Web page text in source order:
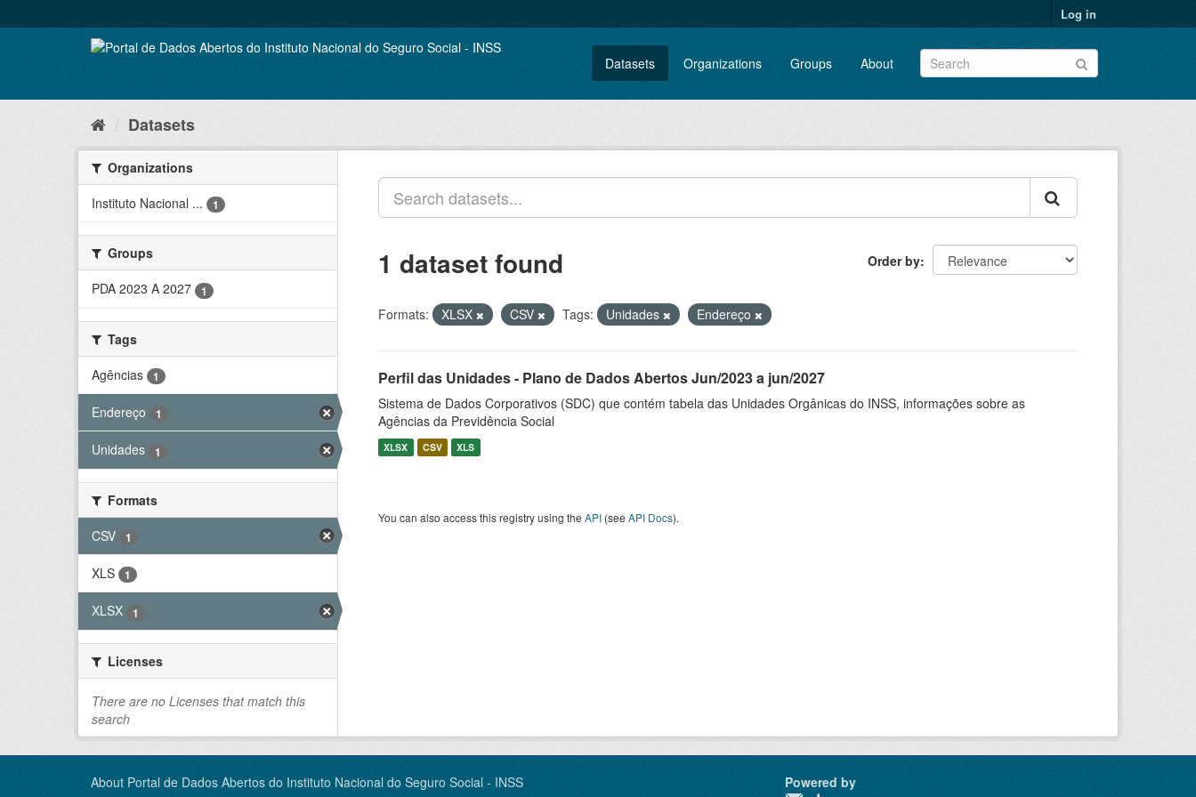
to
Log in
Datasets Organizations Groups About
Datasets
Organizations
Instituto Nacional ...
1
Groups
PDA 2023 A 2027
1
Tags
Agências
1
Endereço 1
Unidades 1
Formats
CSV
1
XLS 1
XLSX 1
Licenses
There are no Licenses that match this
search
Order by
1 dataset found
Formats: XLSX CSV Tags: Unidades Endereço
Perfil das Unidades - Plano de Dados Abertos Jun/2023 a jun/2027
Sistema de Dados Corporativos (SDC) que contém tabela das Unidades Orgânicas do INSS, informações sobre as
Agências da Previdência Social
XLSX CSV XLS
You can also access this registry using the API (see API Docs).
About Portal de Dados Abertos do Instituto Nacional do Seguro Social - INSS
Powered by